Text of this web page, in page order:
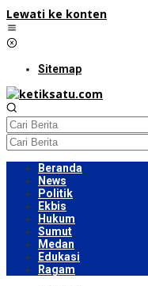
Lewati ke konten
Sitemap
Beranda
News
Politik
Ekbis
Hukum
Sumut
Medan
Edukasi
Ragam